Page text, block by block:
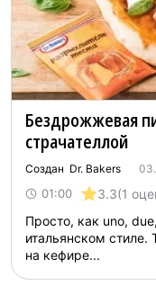
Бездрожжевая
страчателлой
Создан Dr. Bakers
01:00 3.3(1
Просто, как uno,
итальянском стиле.
на кефире...